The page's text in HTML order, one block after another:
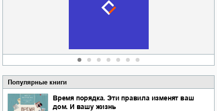
Популярные книги
Время порядка. Эти правила изменят ваш
дом. И вашу жизнь